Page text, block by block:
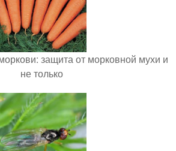
защита от морковной мухи и
не только